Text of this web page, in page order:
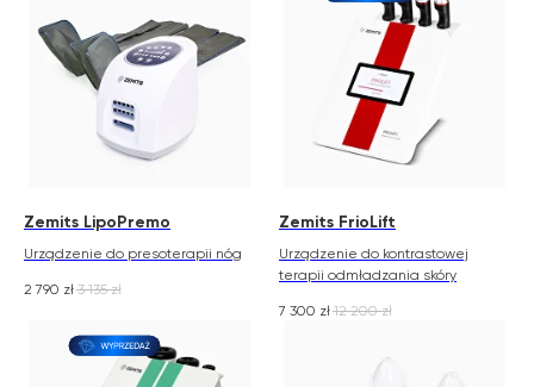
Zemits LipoPremo
Urządzenie do presoterapii nóg
2 790 zł 3 135 zł
Zemits FrioLift
Urządzenie do kontrastowej
terapii odmładzania skóry
7 300 zł 12 200 zł